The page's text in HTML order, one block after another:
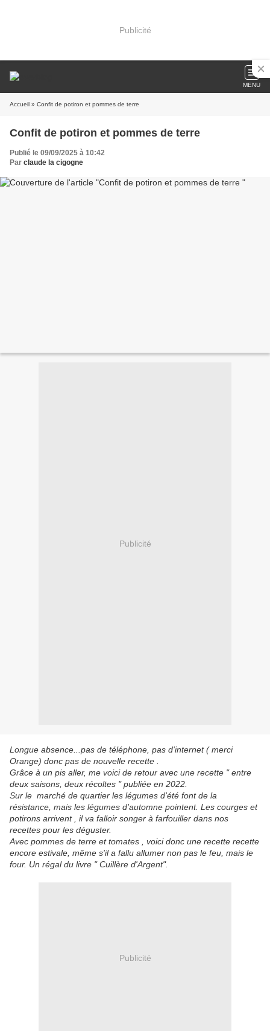
Publicité
MENU
Accueil » Confit de potiron et pommes de terre
Confit de potiron et pommes de terre
Publié le 09/09/2025 à 10:42
Par claude la cigogne
Publicité
Longue absence...pas de téléphone, pas d'internet ( merci
Orange) donc pas de nouvelle recette .
Grâce à un pis aller, me voici de retour avec une recette " entre
deux saisons, deux récoltes " publiée en 2022.
Sur le marché de quartier les légumes d'été font de la
résistance, mais les légumes d'automne pointent. Les courges et
potirons arrivent , il va falloir songer à farfouiller dans nos
recettes pour les déguster.
Avec pommes de terre et tomates , voici donc une recette recette
encore estivale, même s'il a fallu allumer non pas le feu, mais le
four. Un régal du livre " Cuillère d'Argent".
Publicité